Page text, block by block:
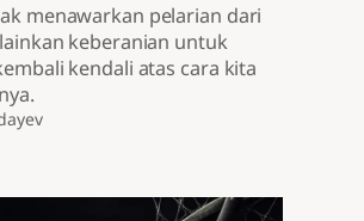
menawarkan pelarian dari
keberanian untuk
kendali atas cara kita